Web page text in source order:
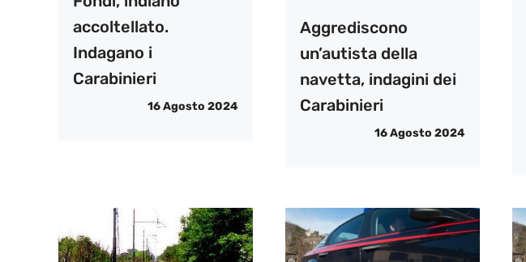
accoltellato.
Indagano i
Carabinieri
16 Agosto 2024
Aggrediscono
un’autista della
navetta, indagini dei
Carabinieri
16 Agosto 2024